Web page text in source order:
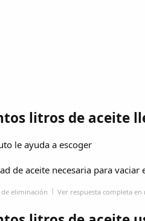
litros de aceite
le ayuda a escoger
de aceite necesaria para
eliminación Ver respuesta completa en